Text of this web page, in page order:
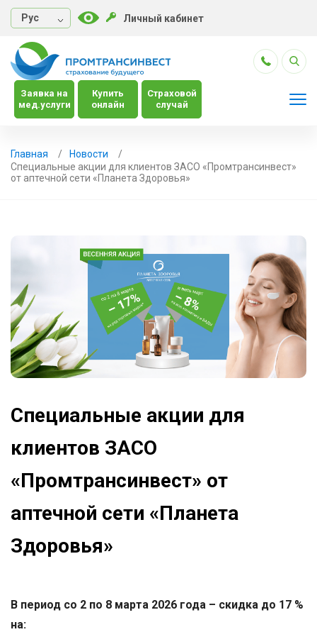
Руc Личный кабинет
Заявка на
мед.услуги
Купить
онлайн
Страховой
случай
Главная
Новости
Специальные акции для клиентов ЗАСО «Промтрансинвест»
от аптечной сети «Планета Здоровья»
Специальные акции для
клиентов ЗАСО
«Промтрансинвест» от
аптечной сети «Планета
Здоровья»
В период со 2 по 8 марта 2026 года – скидка до 17 %
на: